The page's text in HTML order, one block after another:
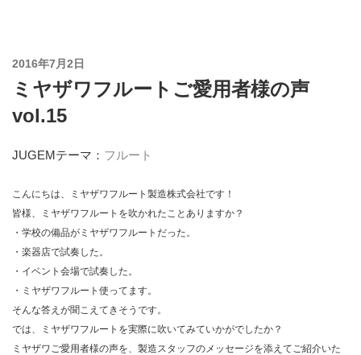
投
稿
日:
2016年7月2日
ミヤザワフルートご愛用者様の声
vol.15
JUGEMテーマ： フルート
こんにちは、ミヤザワフルート製造株式会社です！
皆様、ミヤザワフルートを吹かれたことありますか？
・学校の備品がミヤザワフルートだった。
・楽器店で試奏した。
・イベント会場で試奏した。
・ミヤザワフルート使ってます。
そんな答えが聞こえてきそうです。
では、ミヤザワフルートを実際に吹いてみていかがでしたか？
ミヤザワご愛用者様の声を、製造スタッフのメッセージを添えてご紹介いた